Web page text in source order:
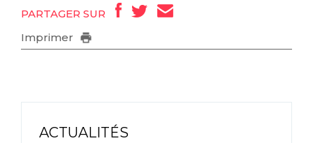
PARTAGER SUR
Imprimer
ACTUALITÉS